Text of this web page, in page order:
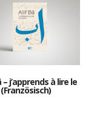
– j’apprends à lire le